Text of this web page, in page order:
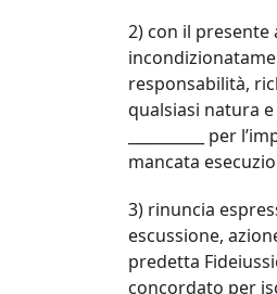
2) con il
responsabilità,
qualsiasi natura e
__________ per
mancata
3) rinuncia
escussione,
predetta
concordato per